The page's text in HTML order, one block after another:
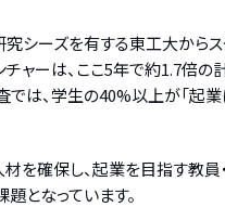
ーズを有する東工大からス
ーは、ここ5年で約1.7倍の
では、学生の40%以上が「
を確保し、起業を目指す教
となっています。